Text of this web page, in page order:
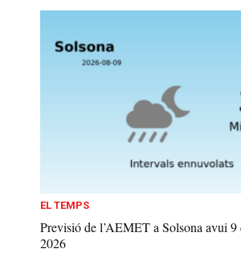
EL TEMPS
Previsió de l’AEMET a Solsona avui 9
2026